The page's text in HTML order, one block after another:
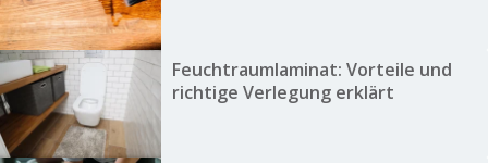
Feuchtraumlaminat: Vorteile und
richtige Verlegung erklärt